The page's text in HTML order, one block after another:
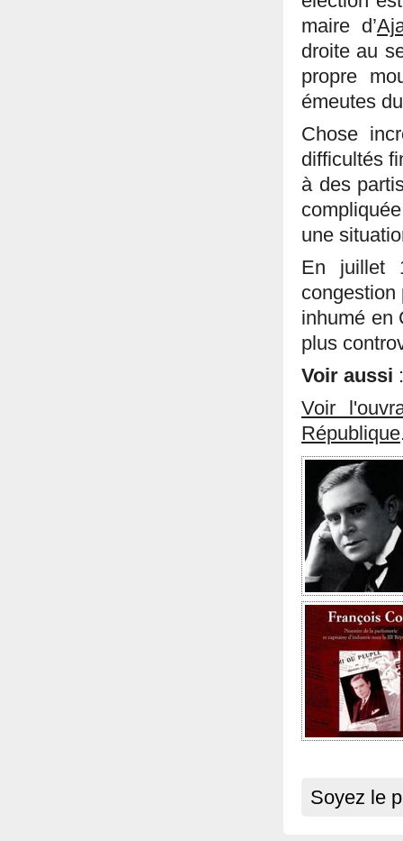
maire d’
droite au
propre
émeutes
Chose
difficultés
à des
une
En juillet
congestion
inhumé en
plus
Voir aussi
Voir
République
Soyez le